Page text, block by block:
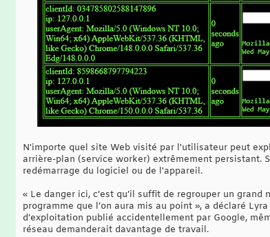
N'importe quel site Web visité par l'utilisateur peut
arrière-plan (service worker) extrêmement persistant.
redémarrage du logiciel ou de l'appareil.
« Le danger ici, c’est qu’il suffit de regrouper un
programme que l’on aura mis au point », a déclaré
d’exploitation publié accidentellement par Google,
réseau demanderait davantage de travail.